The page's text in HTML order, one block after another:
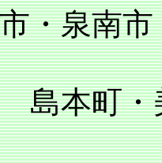
・泉南
原町